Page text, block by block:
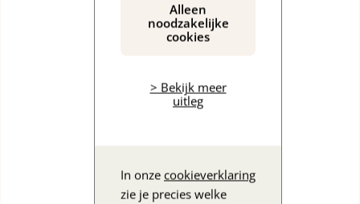
Alleen
noodzakelijke
cookies
> Bekijk meer
uitleg
In onze cookieverklaring
zie je precies welke